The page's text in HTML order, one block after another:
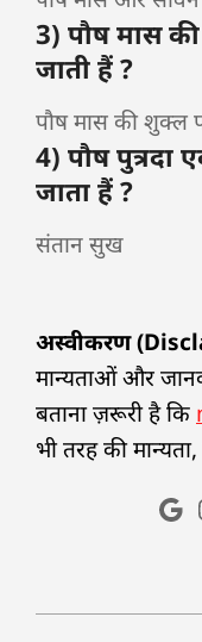
3) पौष मास
जाती हैं ?
पौष मास की शुक्ल
4) पौष पुत्रदा
जाता हैं ?
संतान सुख
अस्वीकरण
मान्यताओं और
बताना ज़रूरी है कि
भी तरह की